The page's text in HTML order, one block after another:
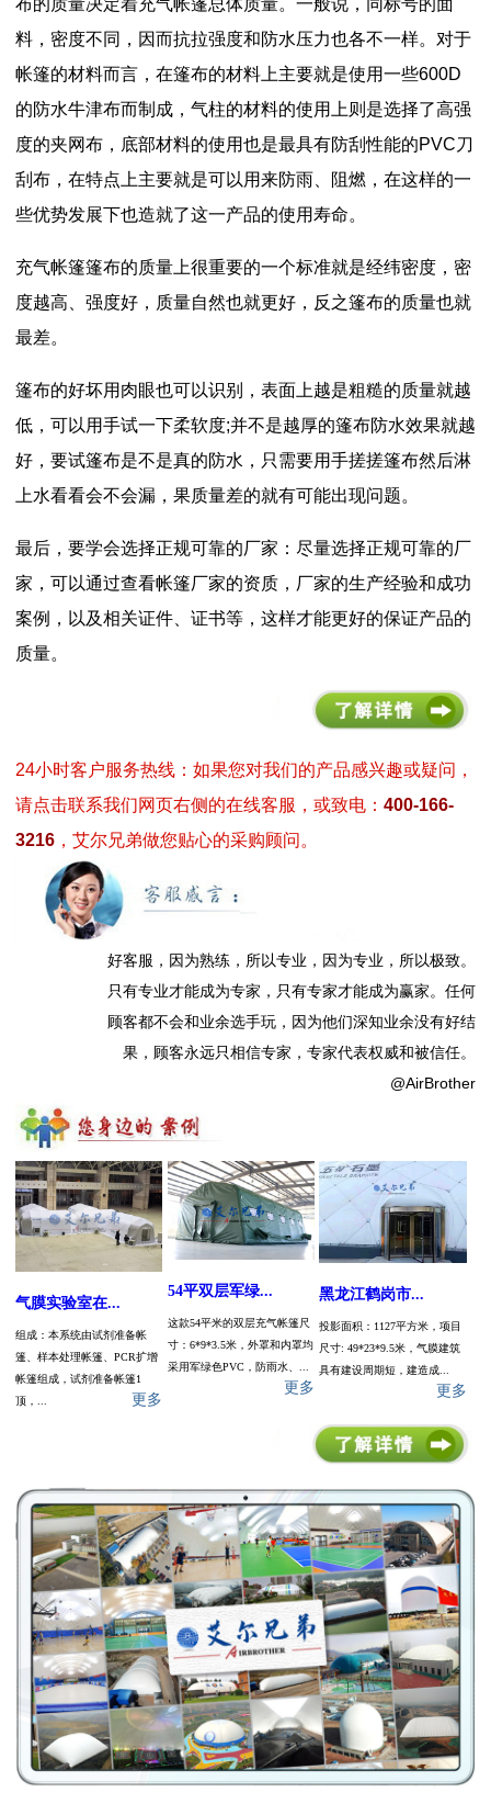
布的质量决定着充气帐篷总体质量。一般说，同标号的面
料，密度不同，因而抗拉强度和防水压力也各不一样。对于
帐篷的材料而言，在篷布的材料上主要就是使用一些600D
的防水牛津布而制成，气柱的材料的使用上则是选择了高强
度的夹网布，底部材料的使用也是最具有防刮性能的PVC刀
刮布，在特点上主要就是可以用来防雨、阻燃，在这样的一
些优势发展下也造就了这一产品的使用寿命。
充气帐篷篷布的质量上很重要的一个标准就是经纬密度，密
度越高、强度好，质量自然也就更好，反之篷布的质量也就
最差。
篷布的好坏用肉眼也可以识别，表面上越是粗糙的质量就越
低，可以用手试一下柔软度;并不是越厚的篷布防水效果就越
好，要试篷布是不是真的防水，只需要用手搓搓篷布然后淋
上水看看会不会漏，果质量差的就有可能出现问题。
最后，要学会选择正规可靠的厂家：尽量选择正规可靠的厂
家，可以通过查看帐篷厂家的资质，厂家的生产经验和成功
案例，以及相关证件、证书等，这样才能更好的保证产品的
质量。
24小时客户服务热线：如果您对我们的产品感兴趣或疑问，
请点击联系我们网页右侧的在线客服，或致电： 400-166-
3216 ，艾尔兄弟做您贴心的采购顾问。
好客服，因为熟练，所以专业，因为专业，所以极致。
只有专业才能成为专家，只有专家才能成为赢家。任何
顾客都不会和业余选手玩，因为他们深知业余没有好结
果，顾客永远只相信专家，专家代表权威和被信任。
@AirBrother
气膜实验室在...
组成：本系统由试剂准备帐
篷、样本处理帐篷、PCR扩增
帐篷组成，试剂准备帐篷1
顶，...
更多
54平双层军绿...
这款54平米的双层充气帐篷尺
寸：6*9*3.5米，外罩和内罩均
采用军绿色PVC，防雨水、...
更多
黑龙江鹤岗市...
投影面积：1127平方米，项目
尺寸: 49*23*9.5米，气膜建筑
具有建设周期短，建造成...
更多